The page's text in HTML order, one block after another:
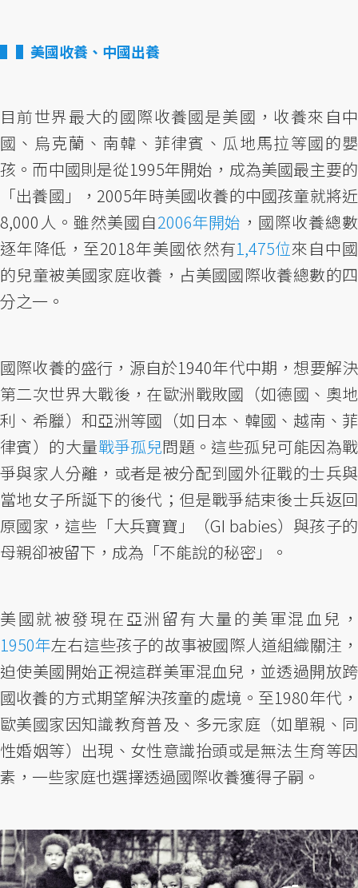
▌美國收養、中國出養
目前世界最大的國際收養國是美國，收養來自中
國、烏克蘭、南韓、菲律賓、瓜地馬拉等國的嬰
孩。而中國則是從1995年開始，成為美國最主要的
「出養國」，2005年時美國收養的中國孩童就將近
8,000人。雖然美國自2006年開始 ，國際收養總數
逐年降低，至2018年美國依然有1,475位來自中國
的兒童被美國家庭收養，占美國國際收養總數的四
分之一。
國際收養的盛行，源自於1940年代中期，想要解決
第二次世界大戰後，在歐洲戰敗國（如德國、奧地
利、希臘）和亞洲等國（如日本、韓國、越南、菲
律賓）的大量戰爭孤兒問題。這些孤兒可能因為戰
爭與家人分離，或者是被分配到國外征戰的士兵與
當地女子所誕下的後代；但是戰爭結束後士兵返回
原國家，這些「大兵寶寶」（GI babies）與孩子的
母親卻被留下，成為「不能說的秘密」。
美國就被發現在亞洲留有大量的美軍混血兒，
1950年左右這些孩子的故事被國際人道組織關注，
迫使美國開始正視這群美軍混血兒，並透過開放跨
國收養的方式期望解決孩童的處境。至1980年代，
歐美國家因知識教育普及、多元家庭（如單親、同
性婚姻等）出現、女性意識抬頭或是無法生育等因
素，一些家庭也選擇透過國際收養獲得子嗣。